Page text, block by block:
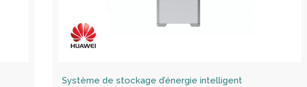
Système de stockage d’énergie intelligent